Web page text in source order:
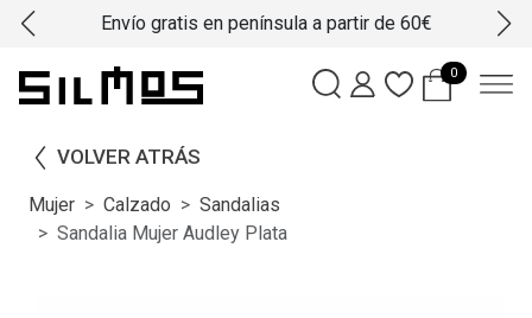
Envío gratis en península a partir de 60€
0
VOLVER ATRÁS
Mujer Calzado
Sandalias
Sandalia Mujer Audley Plata